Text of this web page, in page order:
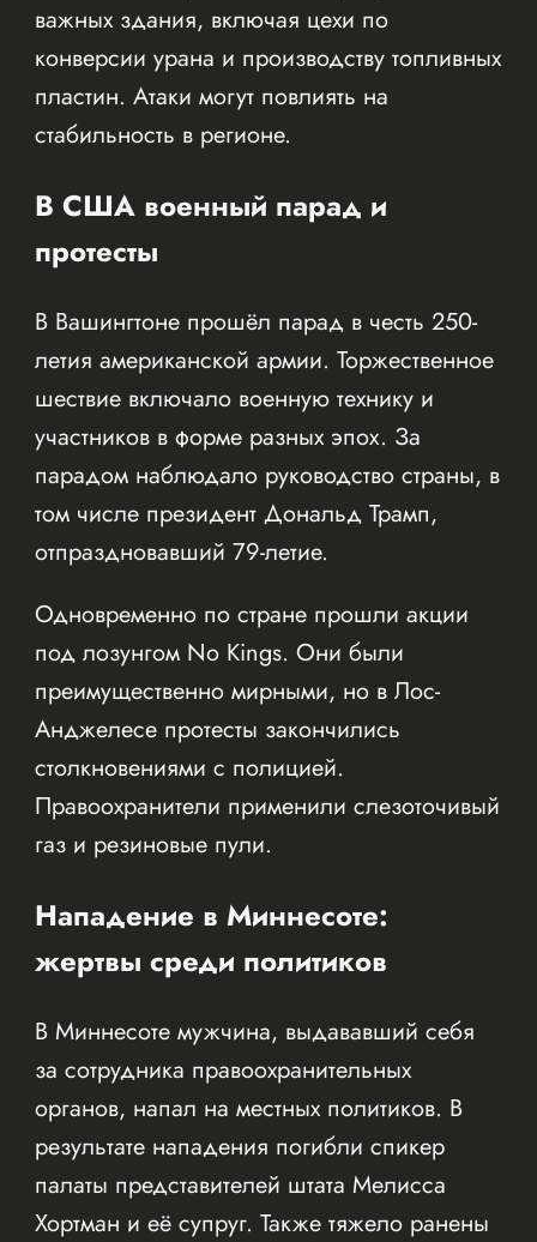
важных здания, включая цехи по
конверсии урана и производству топливных
пластин. Атаки могут повлиять на
стабильность в регионе.
В США военный парад и
протесты
В Вашингтоне прошёл парад в честь 250-
летия американской армии. Торжественное
шествие включало военную технику и
участников в форме разных эпох. За
парадом наблюдало руководство страны, в
том числе президент Дональд Трамп,
отпраздновавший 79-летие.
Одновременно по стране прошли акции
под лозунгом No Kings. Они были
преимущественно мирными, но в Лос-
Анджелесе протесты закончились
столкновениями с полицией.
Правоохранители применили слезоточивый
газ и резиновые пули.
Нападение в Миннесоте:
жертвы среди политиков
В Миннесоте мужчина, выдававший себя
за сотрудника правоохранительных
органов, напал на местных политиков. В
результате нападения погибли спикер
палаты представителей штата Мелисса
Хортман и её супруг. Также тяжело ранены